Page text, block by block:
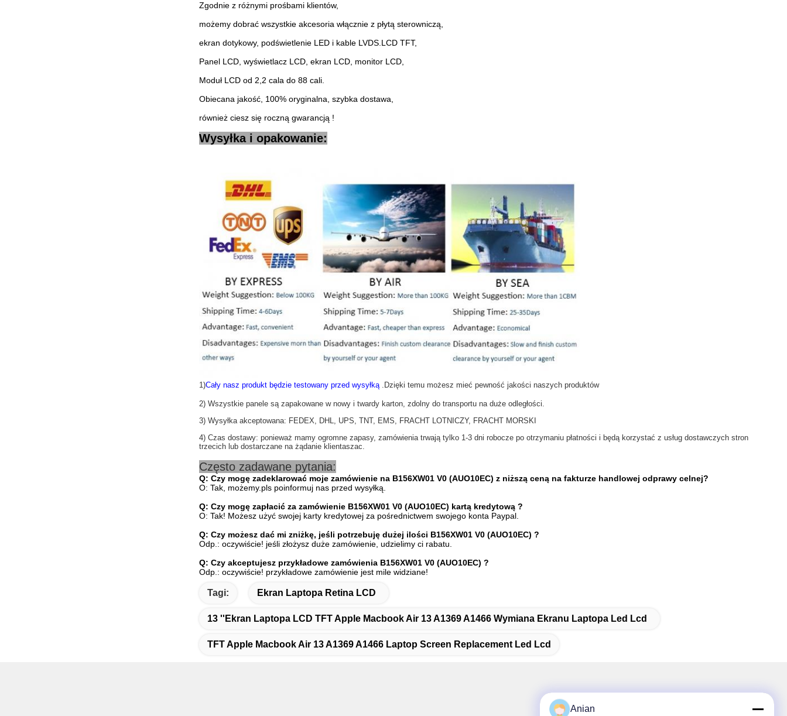
Zgodnie z różnymi prośbami klientów,
możemy dobrać wszystkie akcesoria włącznie z płytą sterowniczą,
ekran dotykowy, podświetlenie LED i kable LVDS.LCD TFT,
Panel LCD, wyświetlacz LCD, ekran LCD, monitor LCD,
Moduł LCD od 2,2 cala do 88 cali.
Obiecana jakość, 100% oryginalna, szybka dostawa,
również ciesz się roczną gwarancją !
Wysyłka i opakowanie:
1)Cały nasz produkt będzie testowany przed wysyłką .Dzięki temu możesz mieć pewność jakości naszych produktów
2) Wszystkie panele są zapakowane w nowy i twardy karton, zdolny do transportu na duże odległości.
3) Wysyłka akceptowana: FEDEX, DHL, UPS, TNT, EMS, FRACHT LOTNICZY, FRACHT MORSKI
4) Czas dostawy: ponieważ mamy ogromne zapasy, zamówienia trwają tylko 1-3 dni robocze po otrzymaniu płatności i będą korzystać z usług dostawczych stron
trzecich lub dostarczane na żądanie klientaszac.
Często zadawane pytania:
Q: Czy mogę zadeklarować moje zamówienie na B156XW01 V0 (AUO10EC) z niższą ceną na fakturze handlowej odprawy celnej?
O: Tak, możemy.pls poinformuj nas przed wysyłką.
Q: Czy mogę zapłacić za zamówienie B156XW01 V0 (AUO10EC) kartą kredytową ?
O: Tak! Możesz użyć swojej karty kredytowej za pośrednictwem swojego konta Paypal.
Q: Czy możesz dać mi zniżkę, jeśli potrzebuję dużej ilości B156XW01 V0 (AUO10EC) ?
Odp.: oczywiście! jeśli złożysz duże zamówienie, udzielimy ci rabatu.
Q: Czy akceptujesz przykładowe zamówienia B156XW01 V0 (AUO10EC) ?
Odp.: oczywiście! przykładowe zamówienie jest mile widziane!
Tagi: Ekran Laptopa Retina LCD
13 ''ekran Laptopa LCD TFT Apple Macbook Air 13 A1369 A1466 Wymiana Ekranu Laptopa Led Lcd
TFT Apple Macbook Air 13 A1369 A1466 Laptop Screen Replacement Led Lcd
Anian